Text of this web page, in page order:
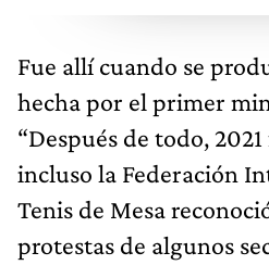
Fue allí cuando se
hecha por el primer
“Después de todo,
incluso la Federación
Tenis de Mesa
protestas de algunos